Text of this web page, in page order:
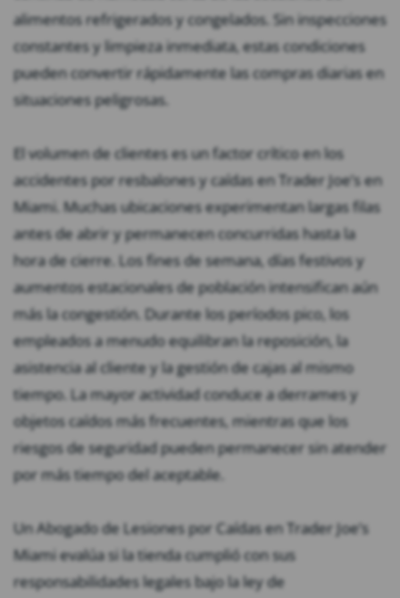
alimentos refrigerados y congelados. Sin inspecciones
constantes y limpieza inmediata, estas condiciones
pueden convertir rápidamente las compras diarias en
situaciones peligrosas.
El volumen de clientes es un factor crítico en los
accidentes por resbalones y caídas en Trader Joe’s en
Miami. Muchas ubicaciones experimentan largas filas
antes de abrir y permanecen concurridas hasta la
hora de cierre. Los fines de semana, días festivos y
aumentos estacionales de población intensifican aún
más la congestión. Durante los períodos pico, los
empleados a menudo equilibran la reposición, la
asistencia al cliente y la gestión de cajas al mismo
tiempo. La mayor actividad conduce a derrames y
objetos caídos más frecuentes, mientras que los
riesgos de seguridad pueden permanecer sin atender
por más tiempo del aceptable.
Un Abogado de Lesiones por Caídas en Trader Joe’s
Miami evalúa si la tienda cumplió con sus
responsabilidades legales bajo la ley de